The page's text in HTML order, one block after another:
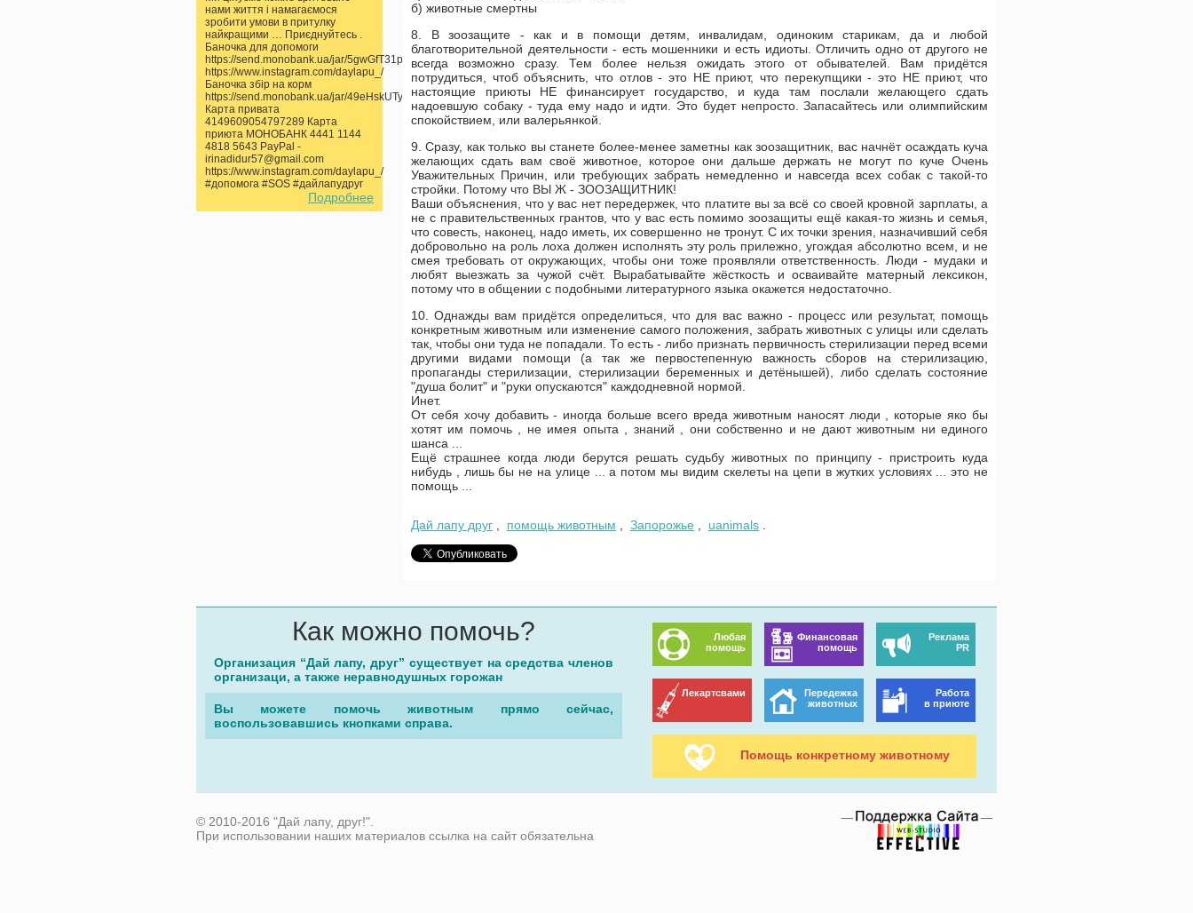
нами життя і намагаємося
зробити умови в притулку
найкращими … Приєднуйтесь .
Баночка для допомоги
https://send.monobank.ua/jar/5gwGfT31pp
https://www.instagram.com/daylapu_/
Баночка збір на корм
https://send.monobank.ua/jar/49eHskUTyn
Карта привата
4149609054797289 Карта
приюта МОНОБАНК 4441 1144
4818 5643 PayPal -
irinadidur57@gmail.com
https://www.instagram.com/daylapu_/
#допомога #SOS #дайлапудруг
Подробнее
б) животные смертны
8. В зоозащите - как и в помощи детям, инвалидам, одиноким старикам, да и любой
благотворительной деятельности - есть мошенники и есть идиоты. Отличить одно от другого не
всегда возможно сразу. Тем более нельзя ожидать этого от обывателей. Вам придётся
потрудиться, чтоб объяснить, что отлов - это НЕ приют, что перекупщики - это НЕ приют, что
настоящие приюты НЕ финансирует государство, и куда там послали желающего сдать
надоевшую собаку - туда ему надо и идти. Это будет непросто. Запасайтесь или олимпийским
спокойствием, или валерьянкой.
9. Сразу, как только вы станете более-менее заметны как зоозащитник, вас начнёт осаждать куча
желающих сдать вам своё животное, которое они дальше держать не могут по куче Очень
Уважительных Причин, или требующих забрать немедленно и навсегда всех собак с такой-то
стройки. Потому что ВЫ Ж - ЗООЗАЩИТНИК!
Ваши объяснения, что у вас нет передержек, что платите вы за всё со своей кровной зарплаты, а
не с правительственных грантов, что у вас есть помимо зоозащиты ещё какая-то жизнь и семья,
что совесть, наконец, надо иметь, их совершенно не тронут. С их точки зрения, назначивший себя
добровольно на роль лоха должен исполнять эту роль прилежно, угождая абсолютно всем, и не
смея требовать от окружающих, чтобы они тоже проявляли ответственность. Люди - мудаки и
любят выезжать за чужой счёт. Вырабатывайте жёсткость и осваивайте матерный лексикон,
потому что в общении с подобными литературного языка окажется недостаточно.
10. Однажды вам придётся определиться, что для вас важно - процесс или результат, помощь
конкретным животным или изменение самого положения, забрать животных с улицы или сделать
так, чтобы они туда не попадали. То есть - либо признать первичность стерилизации перед всеми
другими видами помощи (а так же первостепенную важность сборов на стерилизацию,
пропаганды стерилизации, стерилизации беременных и детёнышей), либо сделать состояние
"душа болит" и "руки опускаются" каждодневной нормой.
Инет.
От себя хочу добавить - иногда больше всего вреда животным наносят люди , которые яко бы
хотят им помочь , не имея опыта , знаний , они собственно и не дают животным ни единого
шанса ...
Ещё страшнее когда люди берутся решать судьбу животных по принципу - пристроить куда
нибудь , лишь бы не на улице ... а потом мы видим скелеты на цепи в жутких условиях ... это не
помощь ...
Дай лапу друг помощь животным Запорожье uanimals
Как можно помочь?
Организация “Дай лапу, друг” существует на средства членов
организаци, а также неравнодушных горожан
Вы можете помочь животным прямо сейчас,
воспользовавшись кнопками справа.
Любая
помощь
Финансовая
помощь
Реклама
PR
Лекартсвами
Передежка
животных
Работа
в приюте
Помощь конкретному животному
© 2010-2016 "Дай лапу, друг!".
При использовании наших материалов ссылка на сайт обязательна